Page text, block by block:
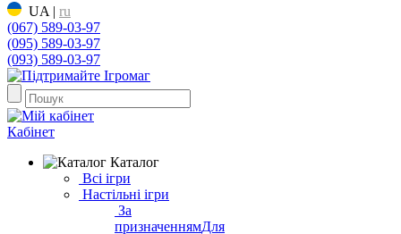
UA | ru
(067) 589-03-97
(095) 589-03-97
(093) 589-03-97
Кабінет
Каталог
Всі ігри
Настільні ігри
За
призначеннямДля